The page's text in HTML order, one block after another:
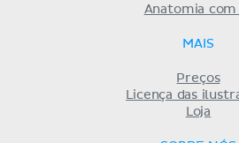
Anatomia com
MAIS
Preços
Licença das
Loja